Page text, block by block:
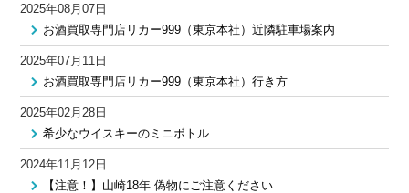
2025年08月07日
お酒買取専門店リカー999（東京本社）近隣駐車場案内
2025年07月11日
お酒買取専門店リカー999（東京本社）行き方
2025年02月28日
希少なウイスキーのミニボトル
2024年11月12日
【注意！】山崎18年 偽物にご注意ください